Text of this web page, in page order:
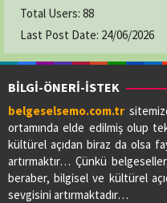
Total Users: 88
Last Post Date: 24/06/2026
BİLGİ-ÖNERİ-İSTEK
belgeselsemo.com.tr
ortamında elde edilmiş olup
kültürel açıdan biraz da olsa
artırmaktır… Çünkü
beraber, bilgisel ve kültürel
sevgisini artırmaktadır…